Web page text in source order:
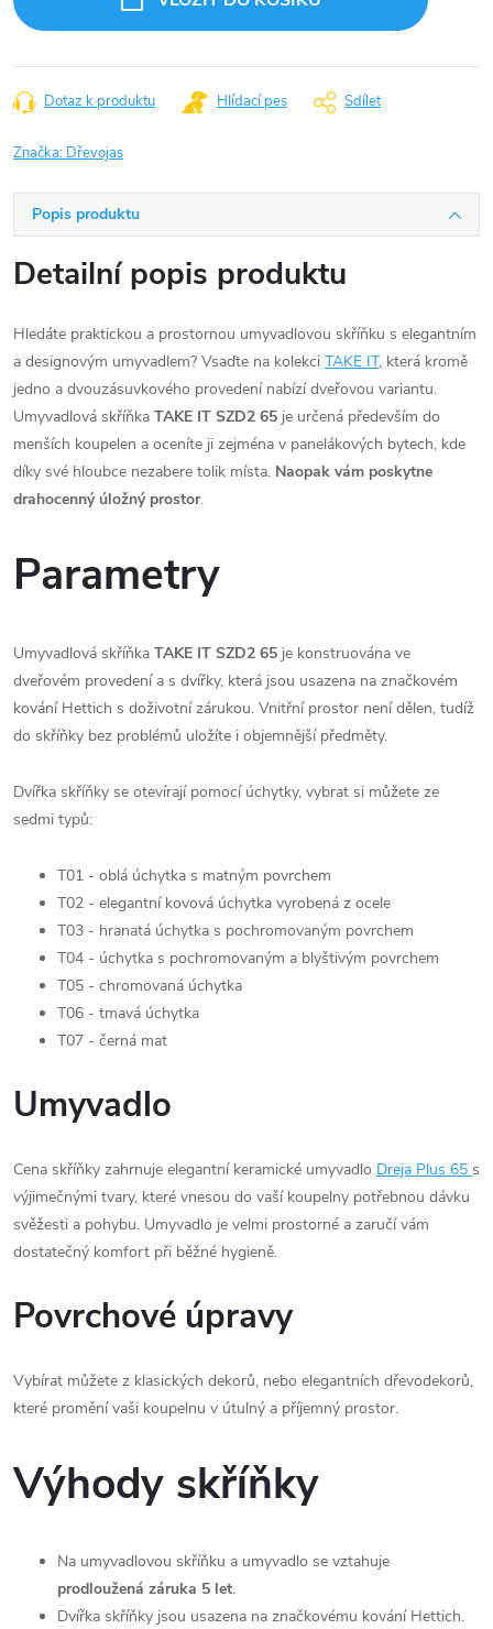
Dotaz k produktu Hlídací pes Sdílet
Značka: Dřevojas
Popis produktu
Detailní popis produktu
Hledáte praktickou a prostornou umyvadlovou skříňku s elegantním
a designovým umyvadlem? Vsaďte na kolekci TAKE IT, která kromě
jedno a dvouzásuvkového provedení nabízí dveřovou variantu.
Umyvadlová skříňka TAKE IT SZD2 65 je určená především do
menších koupelen a oceníte ji zejména v panelákových bytech, kde
díky své hloubce nezabere tolik místa. Naopak vám poskytne
drahocenný úložný prostor.
Parametry
Umyvadlová skříňka TAKE IT SZD2 65 je konstruována ve
dveřovém provedení a s dvířky, která jsou usazena na značkovém
kování Hettich s doživotní zárukou. Vnitřní prostor není dělen, tudíž
do skříňky bez problémů uložíte i objemnější předměty.
Dvířka skříňky se otevírají pomocí úchytky, vybrat si můžete ze
sedmi typů:
T01 - oblá úchytka s matným povrchem
T02 - elegantní kovová úchytka vyrobená z ocele
T03 - hranatá úchytka s pochromovaným povrchem
T04 - úchytka s pochromovaným a blyštivým povrchem
T05 - chromovaná úchytka
T06 - tmavá úchytka
T07 - černá mat
Umyvadlo
Cena skříňky zahrnuje elegantní keramické umyvadlo Dreja Plus 65 s
výjimečnými tvary, které vnesou do vaší koupelny potřebnou dávku
svěžesti a pohybu. Umyvadlo je velmi prostorné a zaručí vám
dostatečný komfort při běžné hygieně.
Povrchové úpravy
Vybírat můžete z klasických dekorů, nebo elegantních dřevodekorů,
které promění vaši koupelnu v útulný a příjemný prostor.
Výhody skříňky
Na umyvadlovou skříňku a umyvadlo se vztahuje
prodloužená záruka 5 let.
Dvířka skříňky jsou usazena na značkovému kování Hettich.